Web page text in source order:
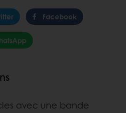
Facebook
avec une bande